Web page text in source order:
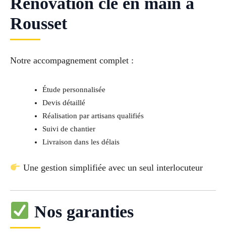
Rousset
Notre accompagnement complet :
Étude personnalisée
Devis détaillé
Réalisation par artisans qualifiés
Suivi de chantier
Livraison dans les délais
Une gestion simplifiée avec un seul interlocuteur
Nos garanties